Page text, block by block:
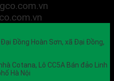
Đồng Hoàn Sơn, xã Đại Đồng,
Cotana, Lô CC5A Bán đảo Linh
Hà Nội